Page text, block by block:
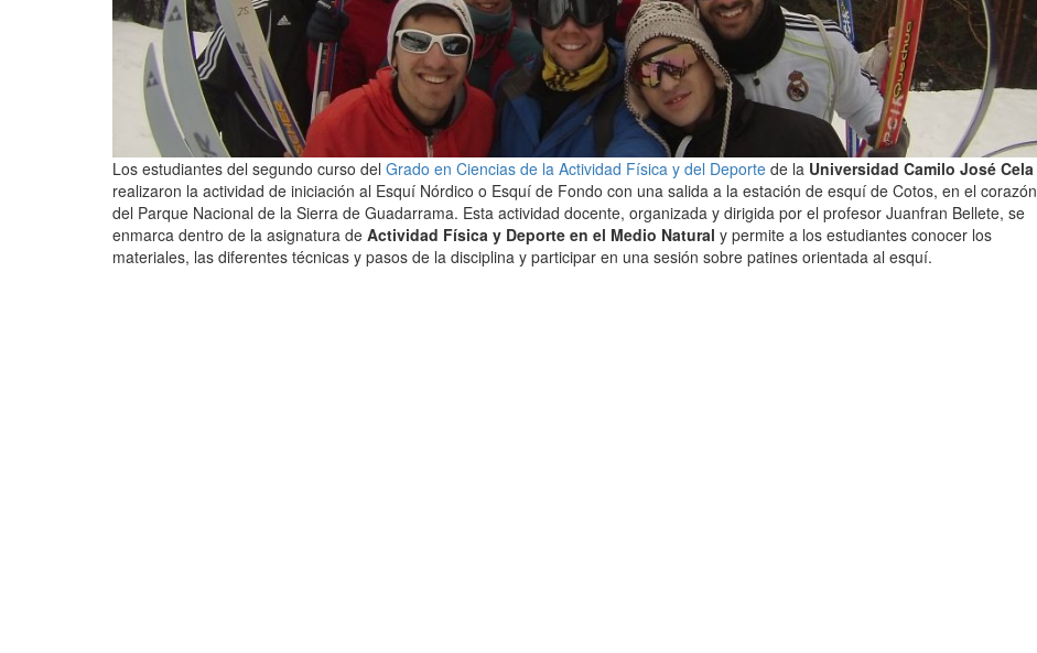
Los estudiantes del segundo curso del Grado en Ciencias de la Actividad Física y del Deporte de la Universidad Camilo José Cela
realizaron la actividad de iniciación al Esquí Nórdico o Esquí de Fondo con una salida a la estación de esquí de Cotos, en el corazón
del Parque Nacional de la Sierra de Guadarrama. Esta actividad docente, organizada y dirigida por el profesor Juanfran Bellete, se
enmarca dentro de la asignatura de Actividad Física y Deporte en el Medio Natural y permite a los estudiantes conocer los
materiales, las diferentes técnicas y pasos de la disciplina y participar en una sesión sobre patines orientada al esquí.